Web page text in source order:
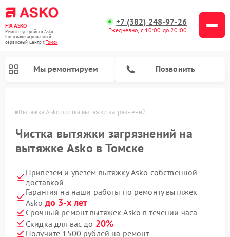
FIX-ASKO
Ремонт устройств Asko
Специализированный
cервисный центр г.Томск
+7 (382) 248-97-26
Ежедневно, с 10:00 до 20:00
Мы ремонтируем Позвонить
Вытяжка Asko чистка вытяжки загрязнений
Чистка вытяжки загрязнений на
вытяжке Asko в Томске
Привезем и увезем вытяжку Asko собственной
доставкой
Гарантия на наши работы по ремонту вытяжек
Asko до 3-х лет
Срочный ремонт вытяжек Asko в течении часа
Скидка для вас до 20%
Получите 1500 рублей на ремонт